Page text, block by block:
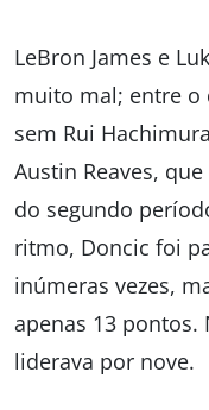
LeBron James e
muito mal; entre o
sem Rui
Austin Reaves,
do segundo
ritmo, Doncic foi
inúmeras vezes,
apenas 13 pontos.
liderava por nove.